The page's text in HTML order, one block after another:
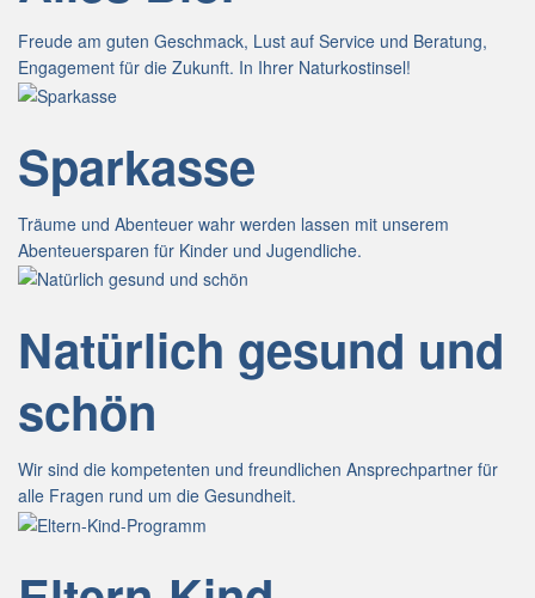
Freude am guten Geschmack, Lust auf Service und Beratung,
Engagement für die Zukunft. In Ihrer Naturkostinsel!
Sparkasse
Träume und Abenteuer wahr werden lassen mit unserem
Abenteuersparen für Kinder und Jugendliche.
Natürlich gesund und
schön
Wir sind die kompetenten und freundlichen Ansprechpartner für
alle Fragen rund um die Gesundheit.